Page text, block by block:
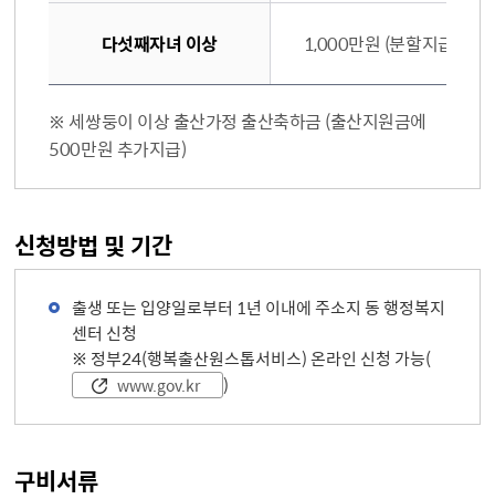
다섯째자녀 이상 1,000만원 (분할지급)
※ 세쌍둥이 이상 출산가정 출산축하금 (출산지원금에
500만원 추가지급)
신청방법 및 기간
출생 또는 입양일로부터 1년 이내에 주소지 동 행정복지
센터 신청
※ 정부24(행복출산원스톱서비스) 온라인 신청 가능(
www.gov.kr )
구비서류